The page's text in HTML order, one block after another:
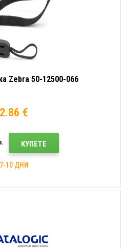
Zebra 50-12500-066
2.86 €
КУПЕТЕ
7-10 ДНИ